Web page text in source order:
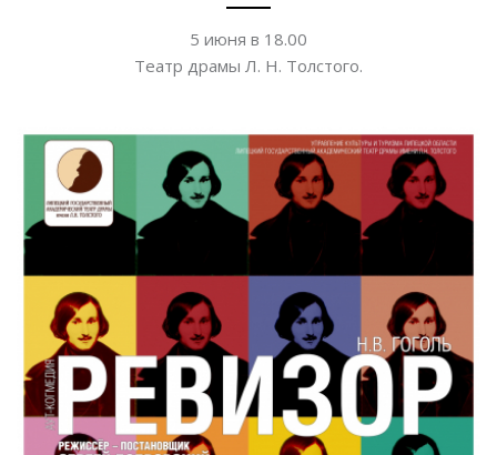
5 июня в 18.00
Театр драмы Л. Н. Толстого.